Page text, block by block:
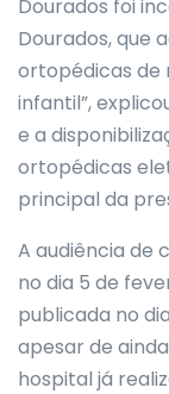
Dourados foi
Dourados, que
ortopédicas de
infantil”,
e a
ortopédicas
principal da
A audiência de
no dia 5 de
publicada no
apesar de
hospital já